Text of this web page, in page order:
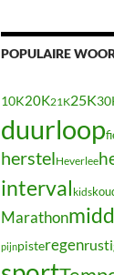
POPULAIRE
10K20K21K25K
duurloop
herstelHeverlee
interval kids
Marathon
pijnpisteregen